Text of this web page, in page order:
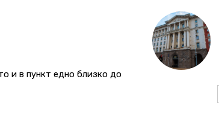
и в пункт едно близко до